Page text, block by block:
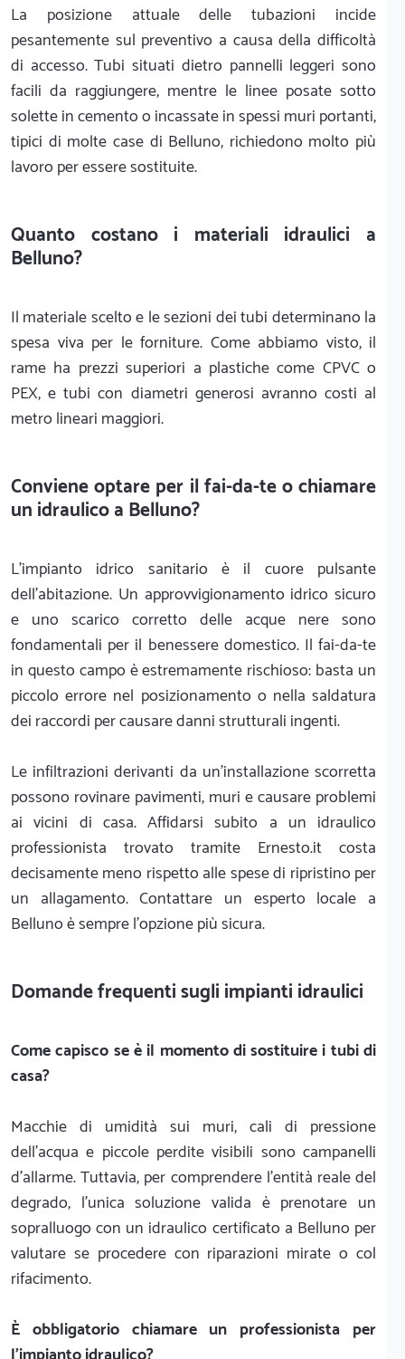
La posizione attuale delle tubazioni incide
pesantemente sul preventivo a causa della difficoltà
di accesso. Tubi situati dietro pannelli leggeri sono
facili da raggiungere, mentre le linee posate sotto
solette in cemento o incassate in spessi muri portanti,
tipici di molte case di Belluno, richiedono molto più
lavoro per essere sostituite.
Quanto costano i materiali idraulici a
Belluno?
Il materiale scelto e le sezioni dei tubi determinano la
spesa viva per le forniture. Come abbiamo visto, il
rame ha prezzi superiori a plastiche come CPVC o
PEX, e tubi con diametri generosi avranno costi al
metro lineari maggiori.
Conviene optare per il fai-da-te o chiamare
un idraulico a Belluno?
L'impianto idrico sanitario è il cuore pulsante
dell'abitazione. Un approvvigionamento idrico sicuro
e uno scarico corretto delle acque nere sono
fondamentali per il benessere domestico. Il fai-da-te
in questo campo è estremamente rischioso: basta un
piccolo errore nel posizionamento o nella saldatura
dei raccordi per causare danni strutturali ingenti.
Le infiltrazioni derivanti da un'installazione scorretta
possono rovinare pavimenti, muri e causare problemi
ai vicini di casa. Affidarsi subito a un idraulico
professionista trovato tramite Ernesto.it costa
decisamente meno rispetto alle spese di ripristino per
un allagamento. Contattare un esperto locale a
Belluno è sempre l'opzione più sicura.
Domande frequenti sugli impianti idraulici
Come capisco se è il momento di sostituire i tubi di
casa?
Macchie di umidità sui muri, cali di pressione
dell'acqua e piccole perdite visibili sono campanelli
d'allarme. Tuttavia, per comprendere l'entità reale del
degrado, l'unica soluzione valida è prenotare un
sopralluogo con un idraulico certificato a Belluno per
valutare se procedere con riparazioni mirate o col
rifacimento.
È obbligatorio chiamare un professionista per